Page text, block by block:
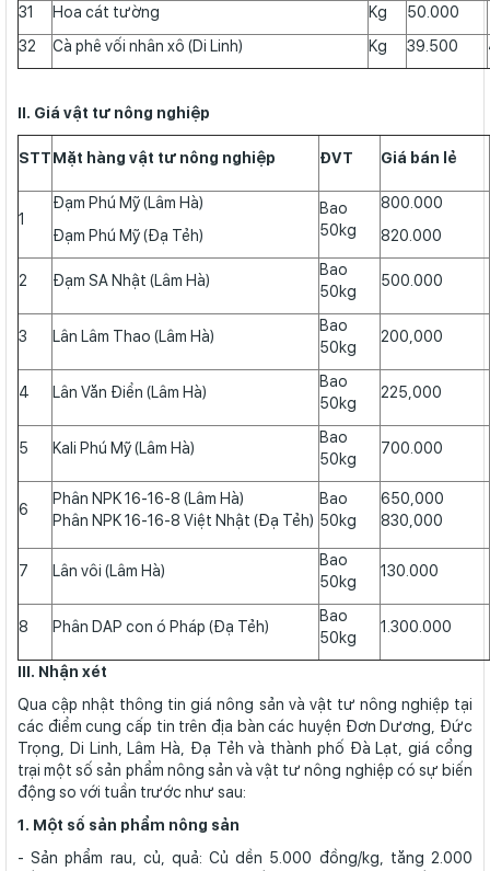
31 Hoa cát tường Kg
50.000
32
Cà phê vối nhân xô (Di Linh) Kg 39.500
II. Giá vật tư nông nghiệp
STTMặt hàng vật tư nông nghiệp ĐVT Giá bán lẻ
1
Đạm Phú Mỹ (Lâm Hà)
Đạm Phú Mỹ (Đạ Tẻh)
Bao
50kg
800.000
820.000
2 Đạm SA Nhật (Lâm Hà)
Bao
50kg
500.000
3 Lân Lâm Thao (Lâm Hà)
Bao
50kg
200,000
4 Lân Văn Điển (Lâm Hà)
Bao
50kg
225,000
5 Kali Phú Mỹ (Lâm Hà)
Bao
50kg
700.000
6
Phân NPK 16-16-8 (Lâm Hà)
Phân NPK 16-16-8 Việt Nhật (Đạ Tẻh)
Bao
50kg
650,000
830,000
7 Lân vôi (Lâm Hà)
Bao
50kg
130.000
8 Phân DAP con ó Pháp (Đạ Tẻh)
Bao
50kg
1.300.000
III. Nhận xét
Qua cập nhật thông tin giá nông sản và vật tư nông nghiệp tại
các điểm cung cấp tin trên địa bàn các huyện Đơn Dương, Đức
Trọng, Di Linh, Lâm Hà, Đạ Tẻh và thành phố Đà Lạt, giá cổng
trại một số sản phẩm nông sản và vật tư nông nghiệp có sự biến
động so với tuần trước như sau:
1. Một số sản phẩm nông sản
- Sản phẩm rau, củ, quả: Củ dền 5.000 đồng/kg, tăng 2.000